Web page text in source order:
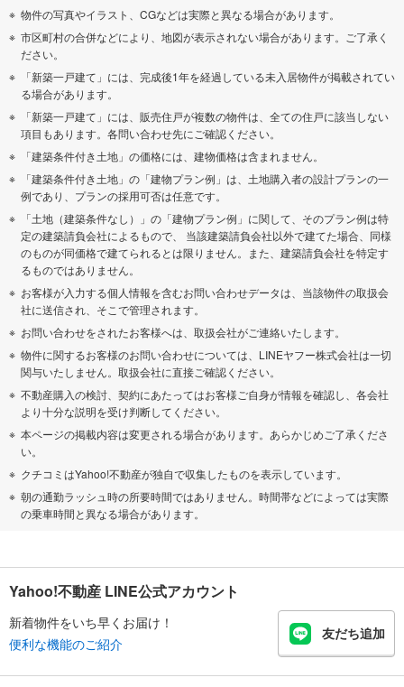
物件の写真やイラスト、CGなどは実際と異なる場合があります。
市区町村の合併などにより、地図が表示されない場合があります。ご了承く
ださい。
「新築一戸建て」には、完成後1年を経過している未入居物件が掲載されてい
る場合があります。
「新築一戸建て」には、販売住戸が複数の物件は、全ての住戸に該当しない
項目もあります。各問い合わせ先にご確認ください。
「建築条件付き土地」の価格には、建物価格は含まれません。
「建築条件付き土地」の「建物プラン例」は、土地購入者の設計プランの一
例であり、プランの採用可否は任意です。
「土地（建築条件なし）」の「建物プラン例」に関して、そのプラン例は特
定の建築請負会社によるもので、 当該建築請負会社以外で建てた場合、同様
のものが同価格で建てられるとは限りません。また、建築請負会社を特定す
るものではありません。
お客様が入力する個人情報を含むお問い合わせデータは、当該物件の取扱会
社に送信され、そこで管理されます。
お問い合わせをされたお客様へは、取扱会社がご連絡いたします。
物件に関するお客様のお問い合わせについては、LINEヤフー株式会社は一切
関与いたしません。取扱会社に直接ご確認ください。
不動産購入の検討、契約にあたってはお客様ご自身が情報を確認し、各会社
より十分な説明を受け判断してください。
本ページの掲載内容は変更される場合があります。あらかじめご了承くださ
い。
クチコミはYahoo!不動産が独自で収集したものを表示しています。
朝の通勤ラッシュ時の所要時間ではありません。時間帯などによっては実際
の乗車時間と異なる場合があります。
Yahoo!不動産 LINE公式アカウント
新着物件をいち早くお届け！
便利な機能のご紹介
友だち追加